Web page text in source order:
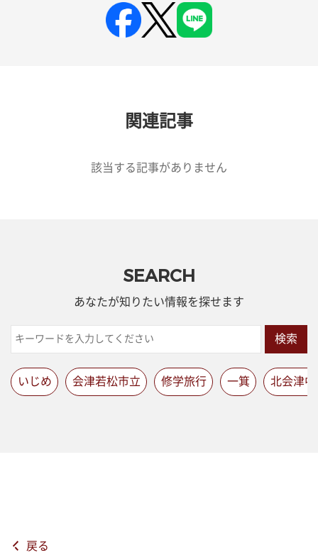
関連記事
該当する記事がありません
SEARCH
あなたが知りたい情報を探せます
検索
いじめ 会津若松市立 修学旅行 一箕 北会津中
戻る